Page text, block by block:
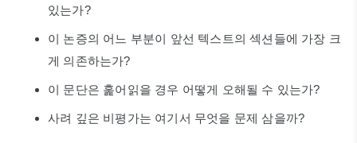
있는가?
이 논증의 어느 부분이 앞선 텍스트의 섹션들에 가장 크
게 의존하는가?
이 문단은 훑어읽을 경우 어떻게 오해될 수 있는가?
사려 깊은 비평가는 여기서 무엇을 문제 삼을까?